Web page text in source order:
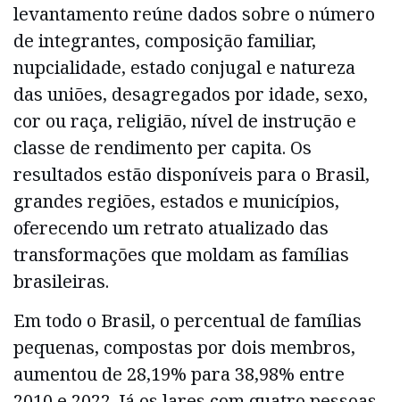
levantamento reúne dados sobre o número
de integrantes, composição familiar,
nupcialidade, estado conjugal e natureza
das uniões, desagregados por idade, sexo,
cor ou raça, religião, nível de instrução e
classe de rendimento per capita. Os
resultados estão disponíveis para o Brasil,
grandes regiões, estados e municípios,
oferecendo um retrato atualizado das
transformações que moldam as famílias
brasileiras.
Em todo o Brasil, o percentual de famílias
pequenas, compostas por dois membros,
aumentou de 28,19% para 38,98% entre